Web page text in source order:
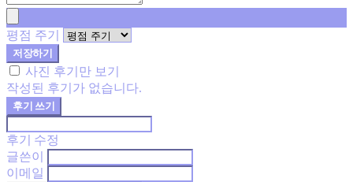
평점 주기
저장하기
사진 후기만 보기
작성된 후기가 없습니다.
후기 쓰기
후기 수정
글쓴이
이메일